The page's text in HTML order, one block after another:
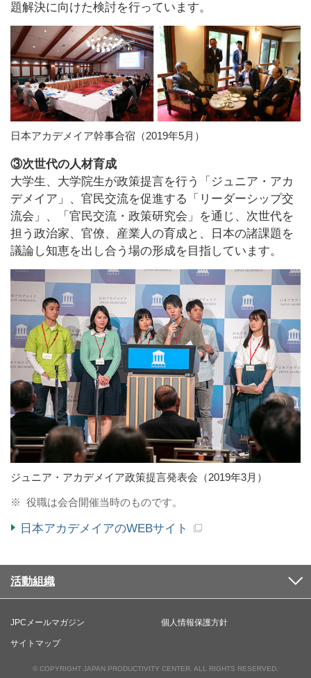
題解決に向けた検討を行っています。
日本アカデメイア幹事合宿（2019年5月）
③次世代の人材育成
大学生、大学院生が政策提言を行う「ジュニア・アカ
デメイア」、官民交流を促進する「リーダーシップ交
流会」、「官民交流・政策研究会」を通じ、次世代を
担う政治家、官僚、産業人の育成と、日本の諸課題を
議論し知恵を出し合う場の形成を目指しています。
ジュニア・アカデメイア政策提言発表会（2019年3月）
※ 役職は会合開催当時のものです。
日本アカデメイアのWEBサイト
活動組織
JPCメールマガジン 個人情報保護方針
サイトマップ
© COPYRIGHT JAPAN PRODUCTIVITY CENTER. ALL RIGHTS RESERVED.